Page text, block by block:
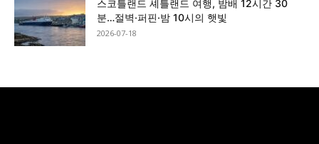
스코틀랜드 셰틀랜드 여행, 밤배 12시간 30
분…절벽·퍼핀·밤 10시의 햇빛
2026-07-18